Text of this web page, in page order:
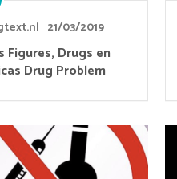
21/03/2019
Figures, Drugs en
Drug Problem